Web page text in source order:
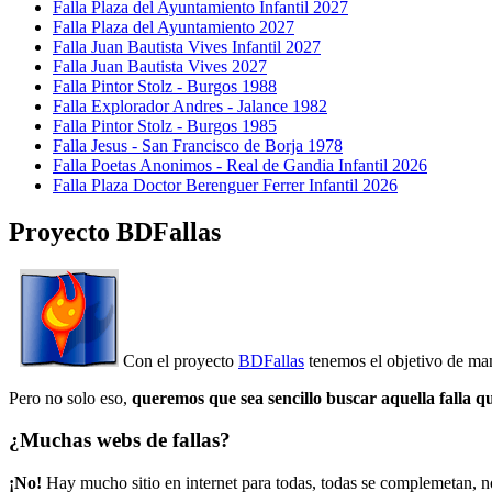
Falla Plaza del Ayuntamiento Infantil 2027
Falla Plaza del Ayuntamiento 2027
Falla Juan Bautista Vives Infantil 2027
Falla Juan Bautista Vives 2027
Falla Pintor Stolz - Burgos 1988
Falla Explorador Andres - Jalance 1982
Falla Pintor Stolz - Burgos 1985
Falla Jesus - San Francisco de Borja 1978
Falla Poetas Anonimos - Real de Gandia Infantil 2026
Falla Plaza Doctor Berenguer Ferrer Infantil 2026
Proyecto BDFallas
Con el proyecto BDFallas tenemos el objetivo de
Pero no solo eso, queremos que sea sencillo buscar aquella falla
¿Muchas webs de fallas?
¡No! Hay mucho sitio en internet para todas, todas se complemetan,